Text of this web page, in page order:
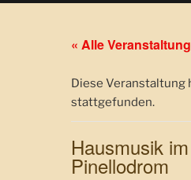
« Alle
Diese Veranstaltung
stattgefunden.
Hausmusik im
Pinellodrom